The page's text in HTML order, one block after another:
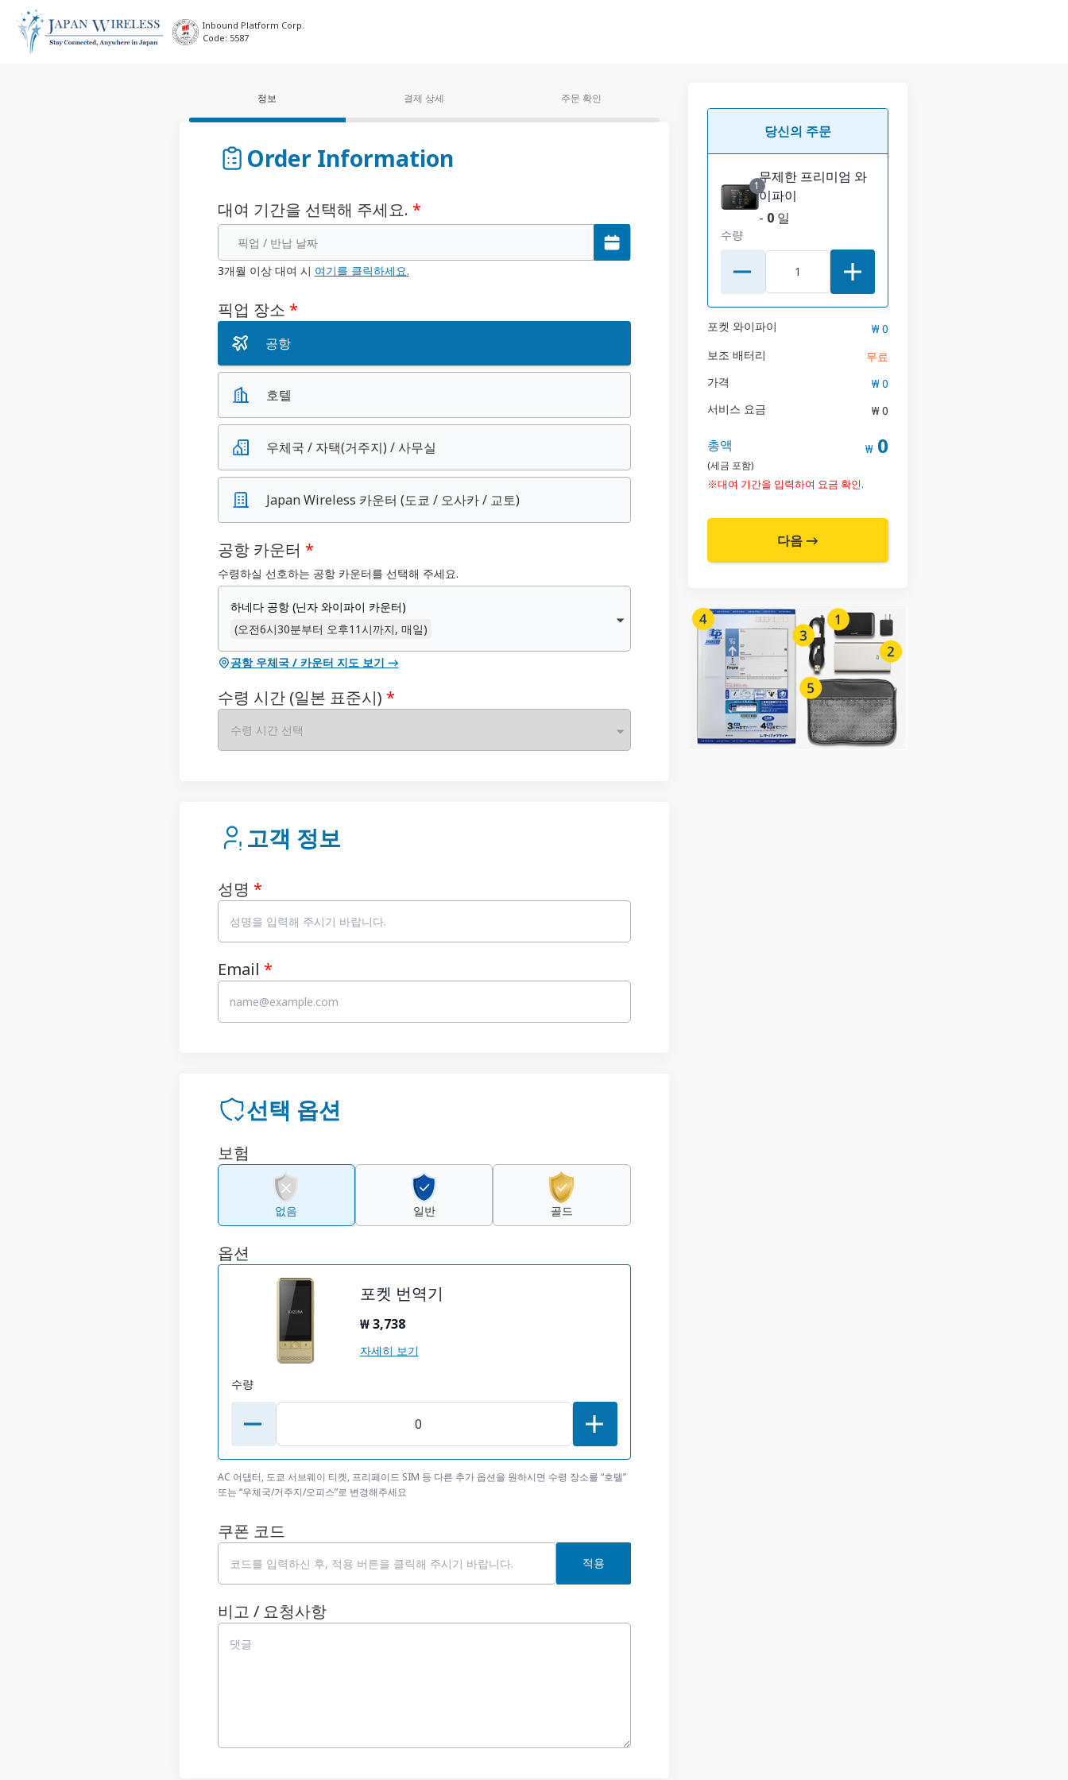
Inbound Platform Corp.
Code: 5587
정보 결제 상세 주문 확인
Order Information
대여 기간을 선택해 주세요. *
픽업 / 반납 날짜
3개월 이상 대여 시 여기를 클릭하세요.
픽업 장소 *
공항
호텔
우체국 / 자택(거주지) / 사무실
Japan Wireless 카운터 (도쿄 / 오사카 / 교토)
공항 카운터 *
수령하실 선호하는 공항 카운터를 선택해 주세요.
하네다 공항 (닌자 와이파이 카운터)
(오전6시30분부터 오후11시까지, 매일)
공항 우체국 / 카운터 지도 보기 →
수령 시간 (일본 표준시) *
수령 시간 선택
고객 정보
성명 *
Email *
선택 옵션
보험
없음 일반 골드
옵션
포켓 번역기
₩ 3,738
자세히 보기
수량
AC 어댑터, 도쿄 서브웨이 티켓, 프리페이드 SIM 등 다른 추가 옵션을 원하시면 수령 장소를 “호텔”
또는 “우체국/거주지/오피스”로 변경해주세요
쿠폰 코드
적용
비고 / 요청사항
당신의 주문
1
무제한 프리미엄 와
이파이
- 0 일
수량
포켓 와이파이
₩ 0
보조 배터리
무료
가격
₩ 0
서비스 요금
₩ 0
총액
(세금 포함)
₩0
※대여 기간을 입력하여 요금 확인.
다음 →